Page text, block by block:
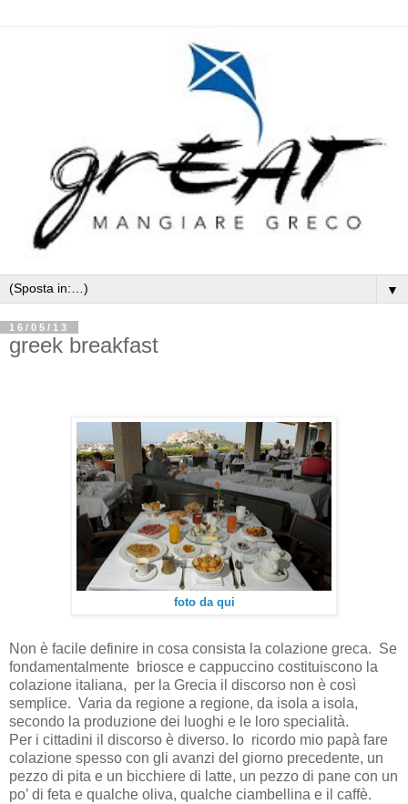
▼
16/05/13
greek breakfast
foto da qui
Non è facile definire in cosa consista la colazione greca. Se
fondamentalmente briosce e cappuccino costituiscono la
colazione italiana, per la Grecia il discorso non è così
semplice. Varia da regione a regione, da isola a isola,
secondo la produzione dei luoghi e le loro specialità.
Per i cittadini il discorso è diverso. Io ricordo mio papà fare
colazione spesso con gli avanzi del giorno precedente, un
pezzo di pita e un bicchiere di latte, un pezzo di pane con un
po’ di feta e qualche oliva, qualche ciambellina e il caffè.